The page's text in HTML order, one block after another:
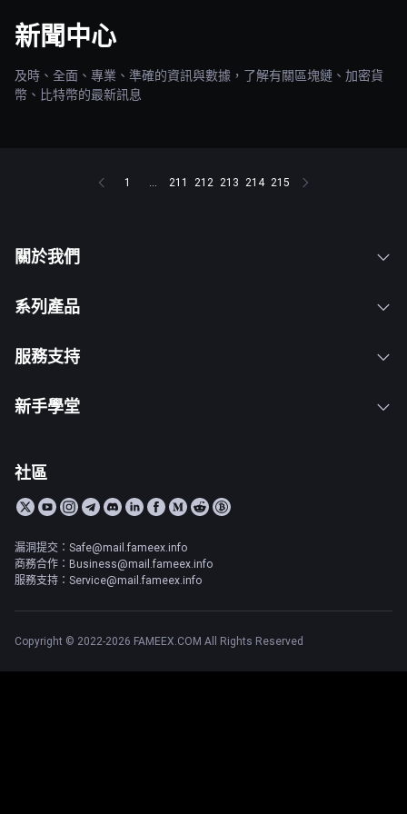
新聞中心
及時、全面、專業、準確的資訊與數據，了解有關區塊鏈、加密貨
幣、比特幣的最新訊息
1 ... 211 212 213 214 215
關於我們
系列產品
服務支持
新手學堂
社區
漏洞提交：Safe@mail.fameex.info
商務合作：Business@mail.fameex.info
服務支持：Service@mail.fameex.info
Copyright © 2022-2026 FAMEEX.COM All Rights Reserved